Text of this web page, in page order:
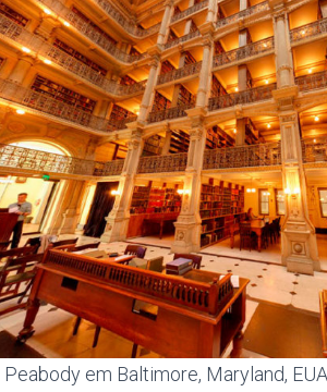
em Baltimore, Maryland,